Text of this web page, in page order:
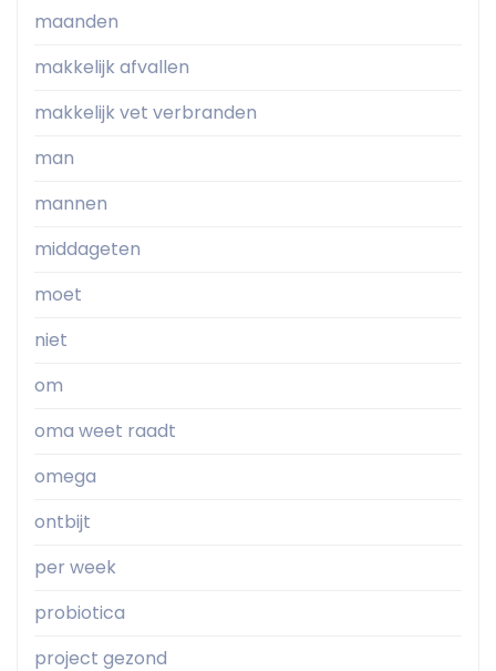
maanden
makkelijk afvallen
makkelijk vet verbranden
man
mannen
middageten
moet
niet
om
oma weet raadt
omega
ontbijt
per week
probiotica
project gezond